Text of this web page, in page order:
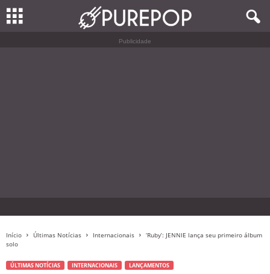
Publicidade
Início Últimas Notícias Internacionais
‘Ruby’: JENNIE lança seu primeiro álbum
solo
ÚLTIMAS NOTÍCIAS INTERNACIONAIS LANÇAMENTOS